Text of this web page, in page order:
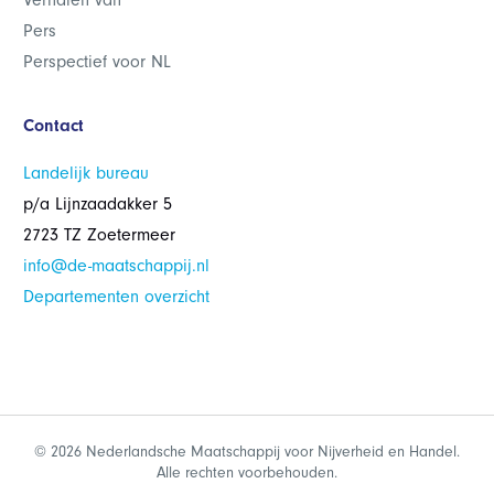
Pers
Perspectief voor NL
Contact
Landelijk bureau
p/a Lijnzaadakker 5
2723 TZ Zoetermeer
info@de-maatschappij.nl
Departementen overzicht
© 2026 Nederlandsche Maatschappij voor Nijverheid en Handel.
Alle rechten voorbehouden.